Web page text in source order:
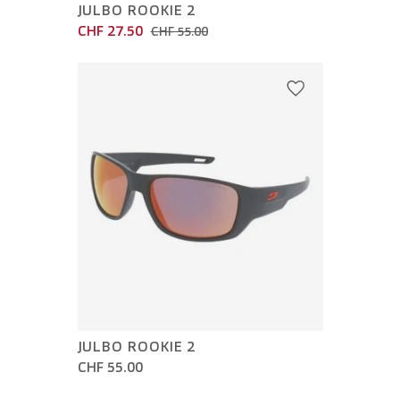
JULBO ROOKIE 2
CHF 27.50 CHF 55.00
JULBO ROOKIE 2
CHF 55.00